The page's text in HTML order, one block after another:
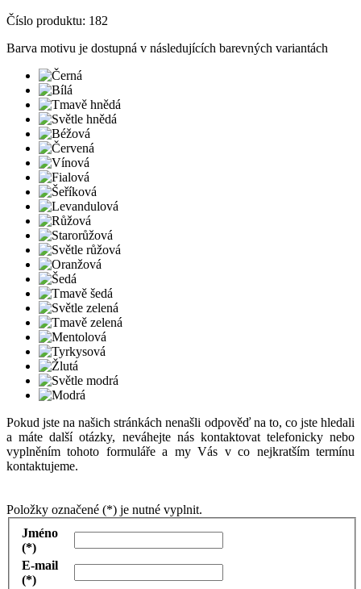
Číslo produktu: 182
Barva motivu je dostupná v následujících barevných variantách
Pokud jste na našich stránkách nenašli odpověď na to, co jste hledali
a máte další otázky, neváhejte nás kontaktovat telefonicky nebo
vyplněním tohoto formuláře a my Vás v co nejkratším termínu
kontaktujeme.
Položky označené (*) je nutné vyplnit.
Jméno
(*)
E-mail
(*)